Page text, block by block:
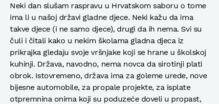
Neki dan slušam raspravu u Hrvatskom saboru o tome
ima li u našoj državi gladne djece. Neki kažu da ima
takve djece (i ne samo djece), drugi da ih nema. Svi su
čuli i čitali kako u nekim školama gladna djeca iz
prikrajka gledaju svoje vršnjake koji se hrane u školskoj
kuhinji. Država, navodno, nema novca da sirotinji plati
obrok. Istovremeno, država ima za goleme urede, nove
bijesne automobile, za propale projekte, za isplate
otpremnina onima koji su poduzeće doveli u propast,